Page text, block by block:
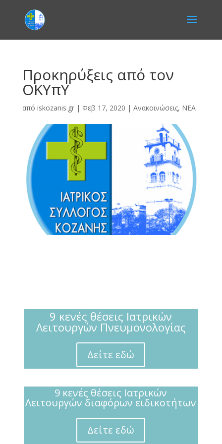
Προκηρύξεις από τον
ΟΚΥπΥ
από iskozanis.gr| Φεβ 17, 2020 | Ανακοινώσεις, ΝΕΑ
9 κενές θέσεις Ιατρικών
Λειτουργών Πνευμονολογίας
Δείτε εδώ
9 κενές θέσεις Ιατρικών
Λειτουργών διαφόρων ειδικοτήτων
Δείτε εδώ